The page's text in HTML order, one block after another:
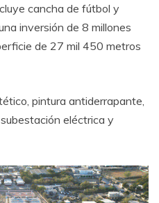
cancha de fútbol y
inversión de 8 millones
de 27 mil 450 metros
pintura antiderrapante,
eléctrica y